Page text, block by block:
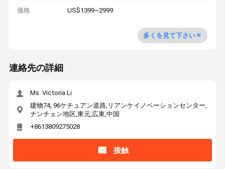
価格 US$1399~2999
多くを見て下さい
連絡先の詳細
Ms. Victoria Li
建物74, 96ケチュアン道路,リアンケイノベーションセンター,
ナンチェン地区,東元,広東,中国
+8613809275028
接触